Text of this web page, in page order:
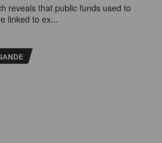
reveals that public funds used to
linked to ex...